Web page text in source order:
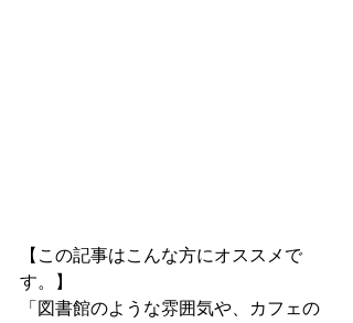
【この記事はこんな方にオススメで
す。】
「図書館のような雰囲気や、カフェの